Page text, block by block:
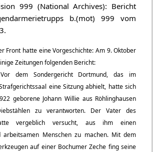
999 (National Archives): Bericht
b.(mot) 999 vom
Front hatte eine Vorgeschichte: Am 9. Oktober
Zeitungen folgenden Bericht:
Vor dem Sondergericht Dortmund, das im
eine Sitzung abhielt, hatte sich
geborene Johann Willie aus Röhlinghausen
zu verantworten. Der Vater des
vergeblich versucht, aus ihm einen
arbeitsamen Menschen zu machen. Mit dem
auf einer Bochumer Zeche fing seine